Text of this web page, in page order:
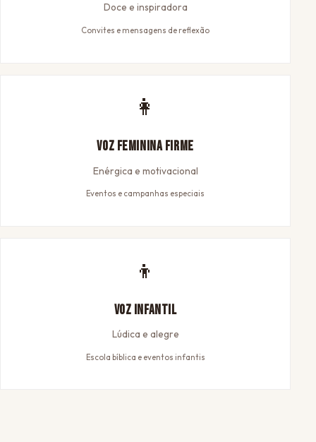
Doce e inspiradora
Convites e mensagens de reflexão
👩
Voz Feminina Firme
Enérgica e motivacional
Eventos e campanhas especiais
👦
Voz Infantil
Lúdica e alegre
Escola bíblica e eventos infantis